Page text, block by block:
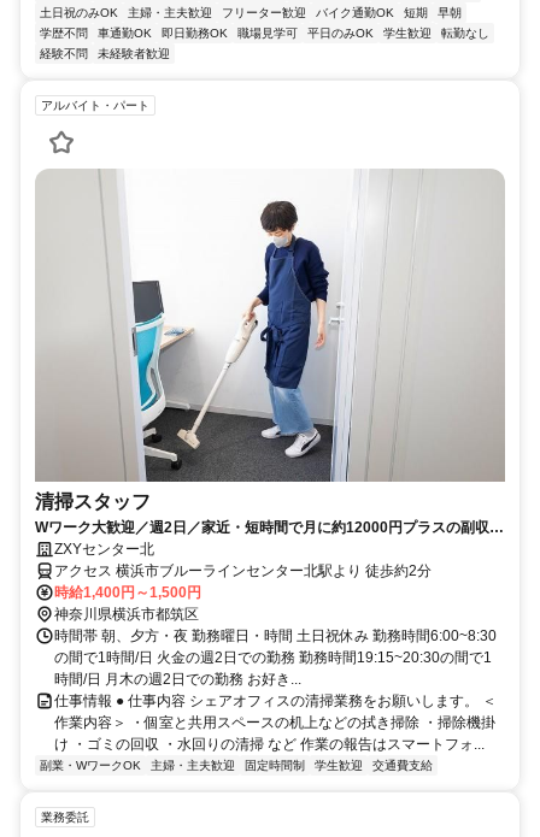
土日祝のみOK
主婦・主夫歓迎 フリーター歓迎 バイク通勤OK 短期
早朝
学歴不問
車通勤OK 即日勤務OK 職場見学可 平日のみOK 学生歓迎
転勤なし
経験不問
未経験者歓迎
アルバイト・パート
清掃スタッフ
Wワーク大歓迎／週2日／家近・短時間で月に約12000円プラスの副収
入！ZXYセンター北
アクセス 横浜市ブルーラインセンター北駅より 徒歩約2分
時給1,400円～1,500円
神奈川県横浜市都筑区
時間帯 朝、夕方・夜 勤務曜日・時間 土日祝休み 勤務時間6:00~8:30
の間で1時間/日 火金の週2日での勤務 勤務時間19:15~20:30の間で1
時間/日 月木の週2日での勤務 お好き...
仕事情報 ● 仕事内容 シェアオフィスの清掃業務をお願いします。 ＜
作業内容＞ ・個室と共用スペースの机上などの拭き掃除 ・掃除機掛
け ・ゴミの回収 ・水回りの清掃 など 作業の報告はスマートフォ...
副業・WワークOK 主婦・主夫歓迎 固定時間制 学生歓迎 交通費支給
業務委託